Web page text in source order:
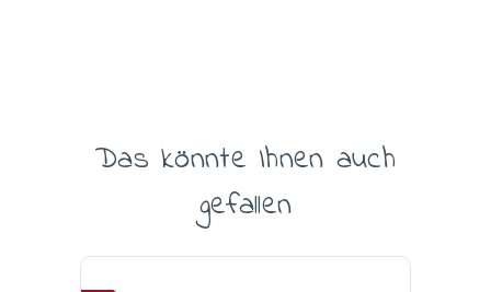
Produktgalerie überspringen
Das könnte Ihnen auch
gefallen